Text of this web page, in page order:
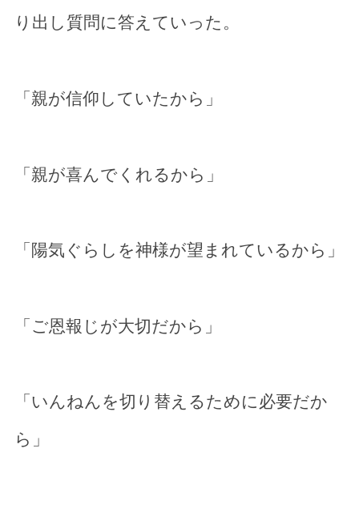
り出し質問に答えていった。
「親が信仰していたから」
「親が喜んでくれるから」
「陽気ぐらしを神様が望まれているから」
「ご恩報じが大切だから」
「いんねんを切り替えるために必要だか
ら」